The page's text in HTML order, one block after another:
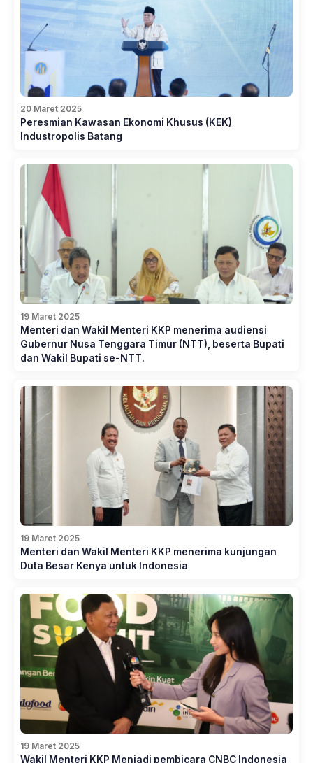
20 Maret 2025
Peresmian Kawasan Ekonomi Khusus (KEK)
Industropolis Batang
19 Maret 2025
Menteri dan Wakil Menteri KKP menerima audiensi
Gubernur Nusa Tenggara Timur (NTT), beserta Bupati
dan Wakil Bupati se-NTT.
19 Maret 2025
Menteri dan Wakil Menteri KKP menerima kunjungan
Duta Besar Kenya untuk Indonesia
19 Maret 2025
Wakil Menteri KKP Menjadi pembicara CNBC Indonesia